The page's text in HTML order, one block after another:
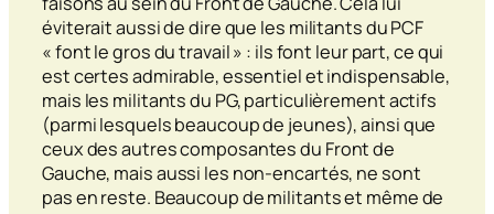
éviterait aussi de dire que les militants du PCF
« font le gros du travail » : ils font leur part, ce qui
est certes admirable, essentiel et indispensable,
mais les militants du PG, particulièrement actifs
(parmi lesquels beaucoup de jeunes), ainsi que
ceux des autres composantes du Front de
Gauche, mais aussi les non-encartés, ne sont
pas en reste. Beaucoup de militants et même de